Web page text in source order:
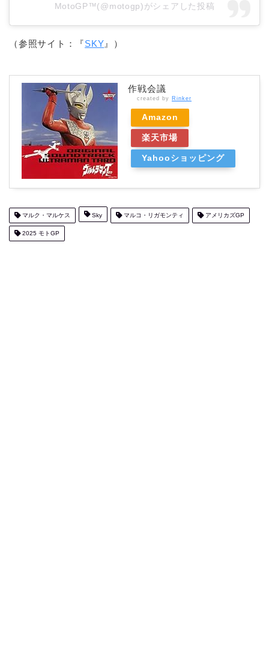
MotoGP™(@motogp)がシェアした投稿
（参照サイト：『SKY 』）
作戦会議
created by Rinker
Amazon
楽天市場
Yahooショッピング
マルク・マルケス Sky マルコ・リガモンティ アメリカズGP
2025 モトGP